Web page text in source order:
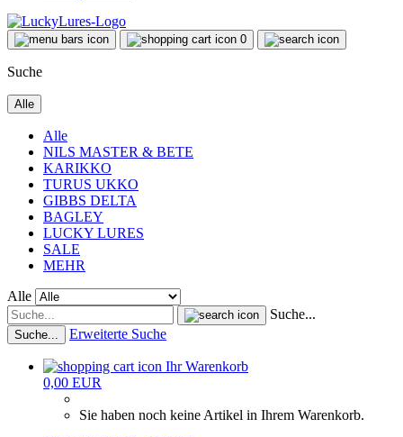
0
Suche
Alle
Alle
NILS MASTER & BETE
KARIKKO
TURUS UKKO
GIBBS DELTA
BAGLEY
LUCKY LURES
SALE
MEHR
Alle
Suche...
Suche... Erweiterte Suche
Ihr Warenkorb
0,00 EUR
Sie haben noch keine Artikel in Ihrem Warenkorb.